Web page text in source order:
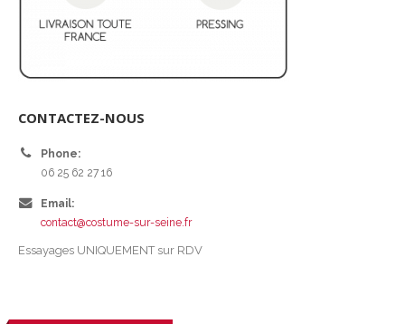
CONTACTEZ-NOUS
Phone:
06 25 62 27 16
Email:
contact@costume-sur-seine.fr
Essayages UNIQUEMENT sur RDV